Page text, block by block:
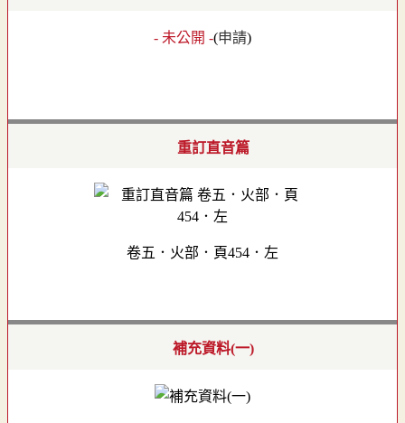
- 未公開 -(申請)
重訂直音篇
卷五．火部．頁454．左
補充資料(一)